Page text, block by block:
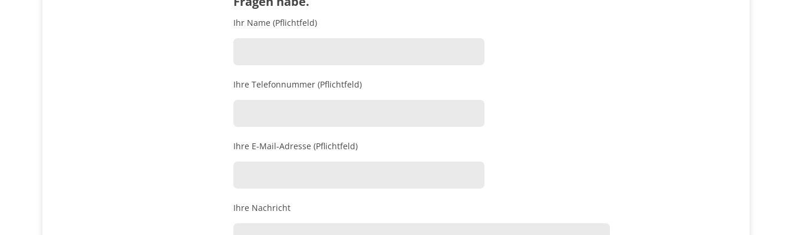
Ihr Name (Pflichtfeld)
Ihre Telefonnummer (Pflichtfeld)
Ihre E-Mail-Adresse (Pflichtfeld)
Ihre Nachricht